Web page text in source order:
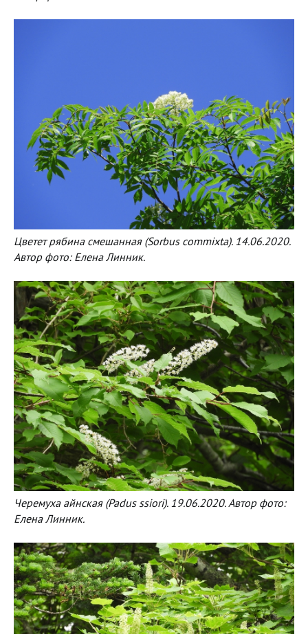
Цветет рябина смешанная (Sorbus commixta). 14.06.2020.
Автор фото: Елена Линник.
Черемуха айнская (Padus ssiori). 19.06.2020. Автор фото:
Елена Линник.